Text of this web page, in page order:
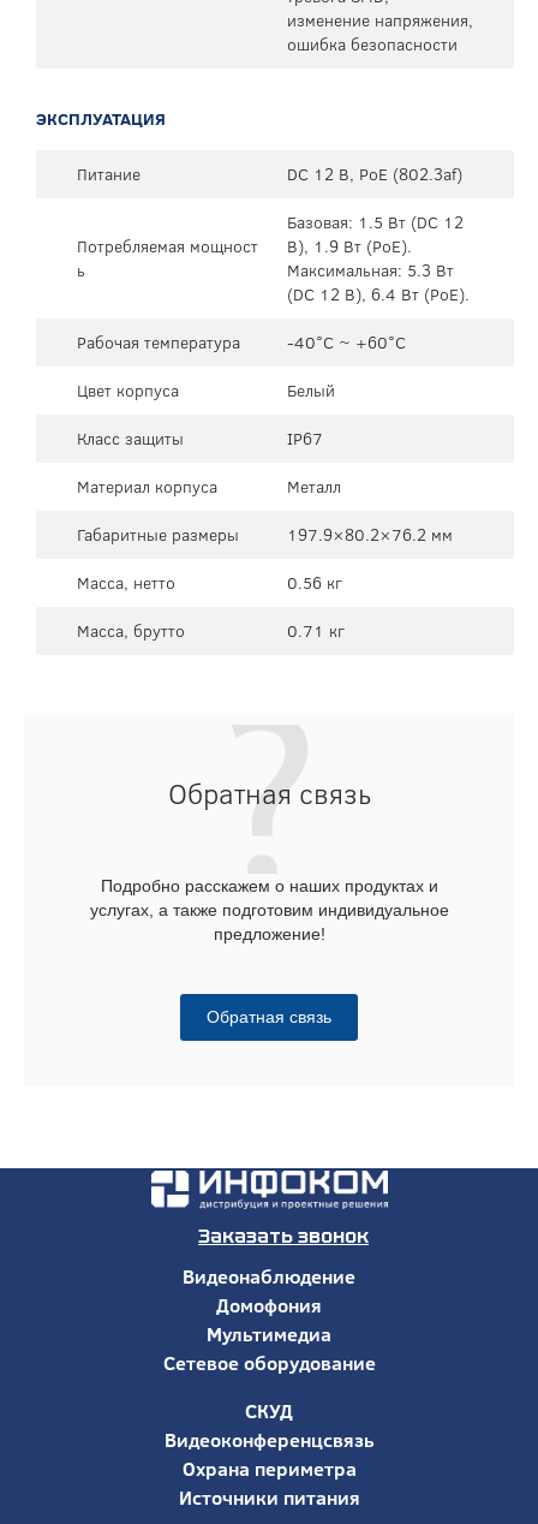
изменение напряжения,
ошибка безопасности
ЭКСПЛУАТАЦИЯ
Питание DC 12 В, PoE (802.3af)
Потребляемая мощност
ь
Базовая: 1.5 Вт (DC 12
В), 1.9 Вт (PoE).
Максимальная: 5.3 Вт
(DC 12 В), 6.4 Вт (PoE).
Рабочая температура
-40°C ~ +60°C
Цвет корпуса
Белый
Класс защиты
IP67
Материал корпуса
Металл
Габаритные размеры
197.9×80.2×76.2 мм
Масса, нетто
0.56 кг
Масса, брутто
0.71 кг
Обратная связь
Подробно расскажем о наших продуктах и
услугах, а также подготовим индивидуальное
предложение!
Обратная связь
Заказать звонок
Видеонаблюдение
Домофония
Мультимедиа
Сетевое оборудование
СКУД
Видеоконференцсвязь
Охрана периметра
Источники питания